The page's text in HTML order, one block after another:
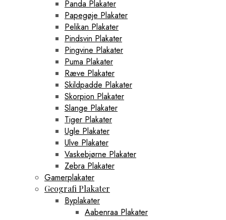
Panda Plakater
Papegøje Plakater
Pelikan Plakater
Pindsvin Plakater
Pingvine Plakater
Puma Plakater
Ræve Plakater
Skildpadde Plakater
Skorpion Plakater
Slange Plakater
Tiger Plakater
Ugle Plakater
Ulve Plakater
Vaskebjørne Plakater
Zebra Plakater
Gamerplakater
Geografi Plakater
Byplakater
Aabenraa Plakater